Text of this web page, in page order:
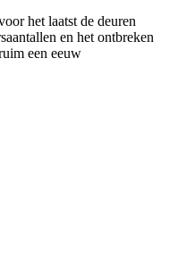
het laatst de deuren
en het ontbreken
een eeuw